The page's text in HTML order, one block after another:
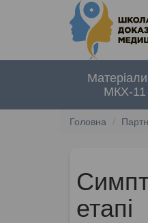
МКХ-11
Головна
етапі